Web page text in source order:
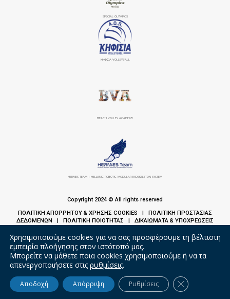
SPECIAL OLYMPICS
ΚΗΦΙΣΙΆ VOLLEYBALL
BEACH VOLLEY ACADEMY
HERMES TEAM | HELLENIC ROBOTIC MODULAR EXOSKELETON SYSTEM
Copyright 2024 © All rights reserved
ΠΟΛΙΤΙΚΗ ΑΠΟΡΡΗΤΟΥ & ΧΡΗΣΗΣ COOKIES | ΠΟΛΙΤΙΚΗ ΠΡΟΣΤΑΣΙΑΣ
ΔΕΔΟΜΕΝΩΝ | ΠΟΛΙΤΙΚΗ ΠΟΙΟΤΗΤΑΣ | ΔΙΚΑΙΩΜΑΤΑ & ΥΠΟΧΡΕΩΣΕΙΣ
Χρησιμοποιούμε cookies για να σας προσφέρουμε τη βέλτιστη
εμπειρία πλοήγησης στον ιστότοπό μας.
Μπορείτε να μάθετε ποια cookies χρησιμοποιούμε ή να τα
απενεργοποιήσετε στις ρυθμίσεις.
Αποδοχή Απόρριψη Ρυθμίσεις Κλείσιμο του